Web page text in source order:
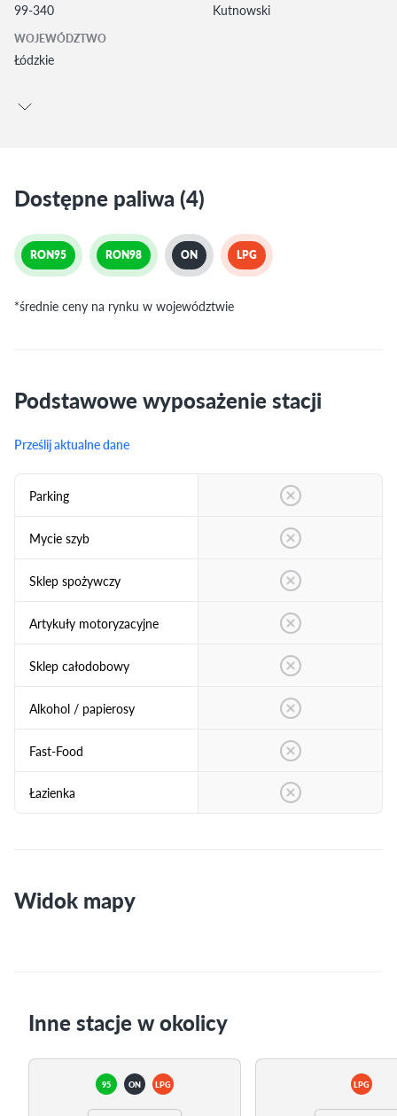
99-340 Kutnowski
WOJEWÓDZTWO
Łódzkie
Dostępne paliwa (4)
RON95 RON98 ON LPG
*średnie ceny na rynku w województwie
Podstawowe wyposażenie stacji
Prześlij aktualne dane
Parking
Mycie szyb
Sklep spożywczy
Artykuły motoryzacyjne
Sklep całodobowy
Alkohol / papierosy
Fast-Food
Łazienka
Widok mapy
Inne stacje w okolicy
95 ON LPG LPG